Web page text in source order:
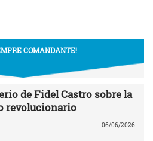
COMANDANTE!
de Fidel Castro sobre la
revolucionario
06/06/2026